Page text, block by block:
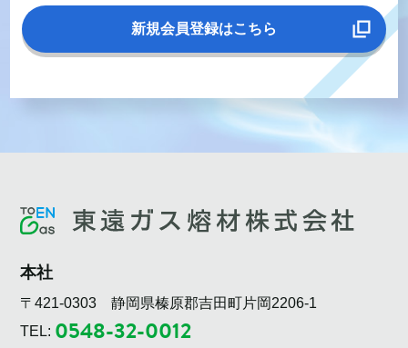
新規会員登録はこちら
本社
〒421-0303 静岡県榛原郡吉田町片岡2206-1
TEL: 0548-32-0012